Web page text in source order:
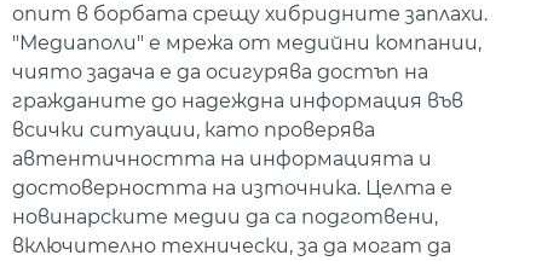
опит в борбата срещу хибридните заплахи.
"Медиаполи" е мрежа от медийни компании,
чиято задача е да осигурява достъп на
гражданите до надеждна информация във
всички ситуации, като проверява
автентичността на информацията и
достоверността на източника. Целта е
новинарските медии да са подготвени,
включително технически, за да могат да